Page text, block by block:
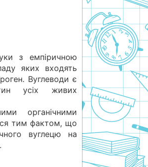
з емпіричною
яких входять
Вуглеводи є
усіх живих
органічними
тим фактом, що
вуглецю на